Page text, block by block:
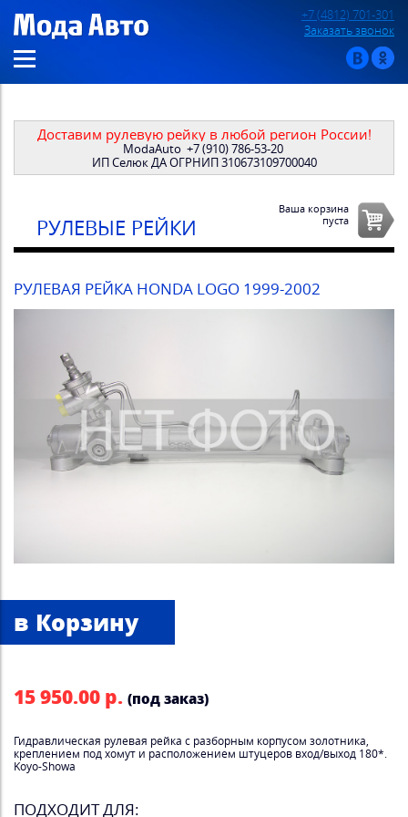
+7 (4812) 701-301
Заказать звонок
Доставим рулевую рейку в любой регион России!
ModaAuto +7 (910) 786-53-20
ИП Селюк ДА ОГРНИП 310673109700040
РУЛЕВЫЕ РЕЙКИ
Ваша корзина
пуста
РУЛЕВАЯ РЕЙКА HONDA LOGO 1999-2002
15 950.00 р. (под заказ)
Гидравлическая рулевая рейка с разборным корпусом золотника,
креплением под хомут и расположением штуцеров вход/выход 180*.
Koyo-Showa
ПОДХОДИТ ДЛЯ: